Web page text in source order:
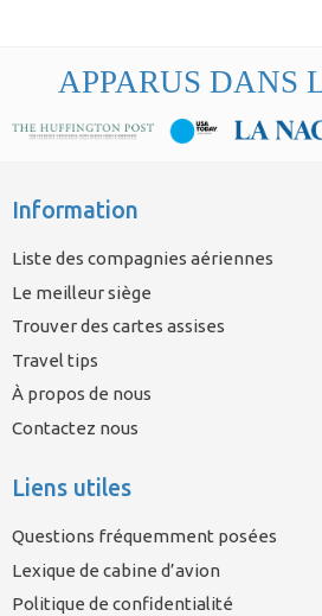
APPARUS DANS
Information
Liste des compagnies aériennes
Le meilleur siège
Trouver des cartes assises
Travel tips
À propos de nous
Contactez nous
Liens utiles
Questions fréquemment posées
Lexique de cabine d’avion
Politique de confidentialité